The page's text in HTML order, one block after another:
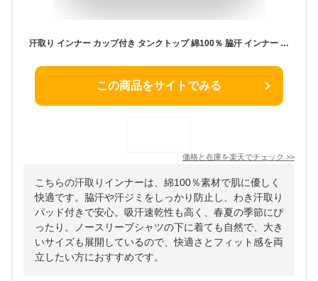
汗取り インナー カップ付き タンクトップ 綿100％ 脇汗 インナー レディース 綿100％ わき汗取りパッド付き 汗ジミ対策 汗染み防止 大きいサイズ 汗対策 汗取りパッド付き 春夏 綿素材 レディース ノースリーブ シャツ 吸汗速乾 白 ホワイト ベージュ オフホワイト M/L/LL
この商品をサイトでみる
価格と在庫を楽天でチェック >>
こちらの汗取りインナーは、綿100％素材で肌に優しく
快適です。脇汗や汗ジミをしっかり防止し、わき汗取り
パッド付きで安心。吸汗速乾性も高く、春夏の季節にぴ
ったり。ノースリーブシャツの下に着ても自然で、大き
いサイズも展開しているので、快適さとフィット感を両
立したい方におすすめです。